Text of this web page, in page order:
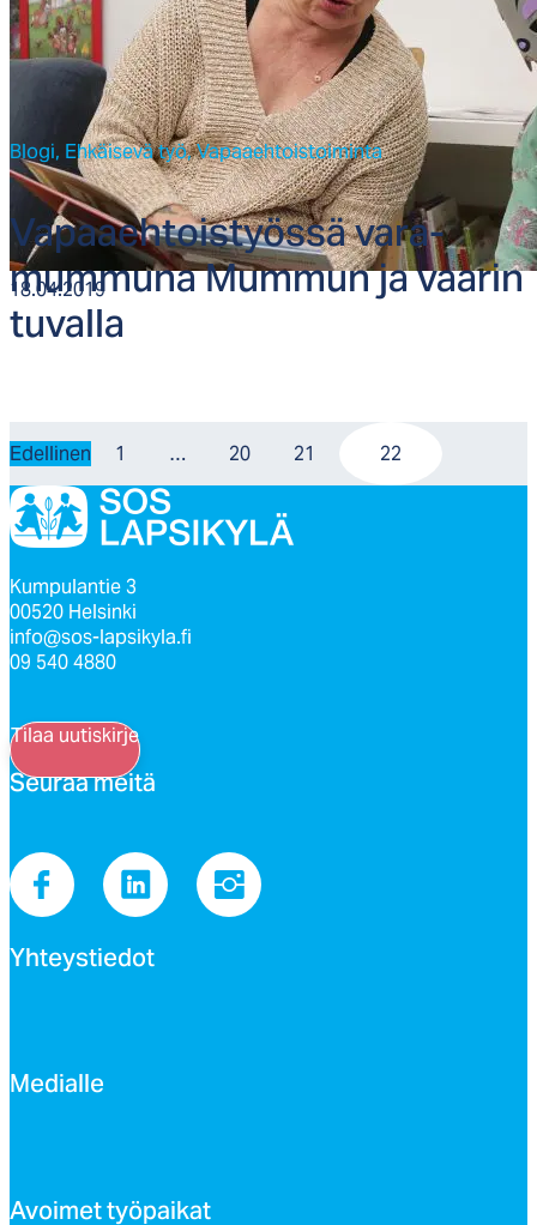
18.04.2019
Blogi, Ehkäisevä työ,Vapaaehtoistoiminta
Va­paaeh­tois­työs­sä va­ra­
mum­mu­na Mum­mun ja vaa­rin
tu­val­la
Edellinen 1 … 20 21 22
Kumpulantie 3
00520 Helsinki
info@sos-lapsikyla.fi
09 540 4880
Tilaa uutiskirje
Seu­raa mei­tä
Yh­teys­tie­dot
Me­dial­le
Avoi­met työ­pai­kat